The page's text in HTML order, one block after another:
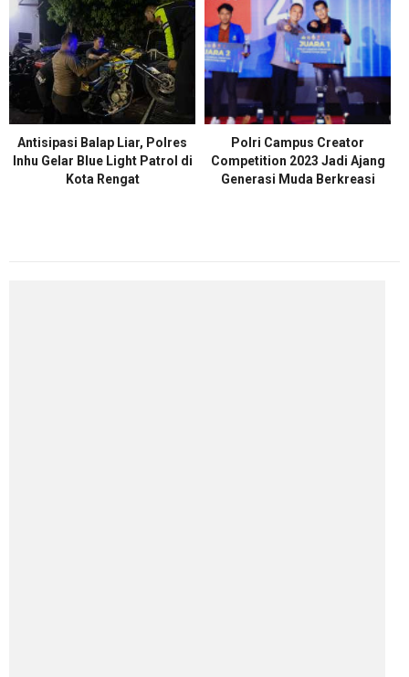
Antisipasi Balap Liar, Polres
Inhu Gelar Blue Light Patrol di
Kota Rengat
Polri Campus Creator
Competition 2023 Jadi Ajang
Generasi Muda Berkreasi